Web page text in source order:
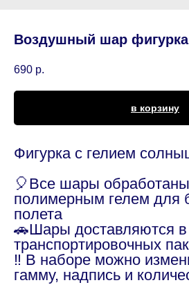
Воздушный шар
690 р.
в корзину
Фигурка с гелием
🎈Все шары
полимерным гелем для
полета
🚗Шары доставляются
транспортировочных
‼️ В наборе можно
гамму, надпись и